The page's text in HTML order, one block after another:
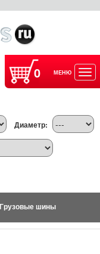
0 МЕНЮ
Диаметр:
Грузовые шины